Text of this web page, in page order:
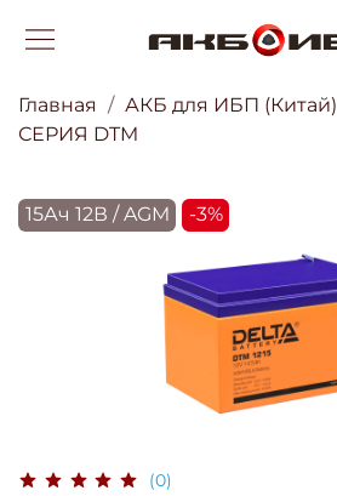
Главная АКБ для ИБП (Китай)
СЕРИЯ DTM
15Ач 12В / AGM -3%
(0)